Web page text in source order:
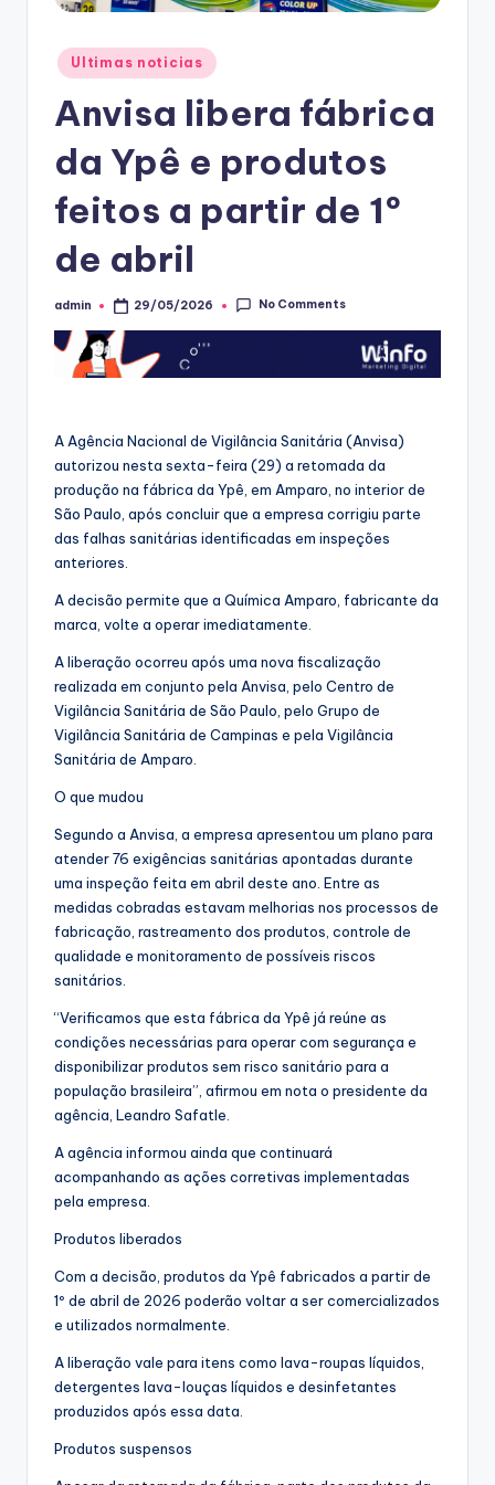
Posted
in
Ultimas noticias
Anvisa libera fábrica
da Ypê e produtos
feitos a partir de 1º
de abril
Posted
admin 29/05/2026 No Comments
A Agência Nacional de Vigilância Sanitária (Anvisa)
autorizou nesta sexta-feira (29) a retomada da
produção na fábrica da Ypê, em Amparo, no interior de
São Paulo, após concluir que a empresa corrigiu parte
das falhas sanitárias identificadas em inspeções
anteriores.
A decisão permite que a Química Amparo, fabricante da
marca, volte a operar imediatamente.
A liberação ocorreu após uma nova fiscalização
realizada em conjunto pela Anvisa, pelo Centro de
Vigilância Sanitária de São Paulo, pelo Grupo de
Vigilância Sanitária de Campinas e pela Vigilância
Sanitária de Amparo.
O que mudou
Segundo a Anvisa, a empresa apresentou um plano para
atender 76 exigências sanitárias apontadas durante
uma inspeção feita em abril deste ano. Entre as
medidas cobradas estavam melhorias nos processos de
fabricação, rastreamento dos produtos, controle de
qualidade e monitoramento de possíveis riscos
sanitários.
“Verificamos que esta fábrica da Ypê já reúne as
condições necessárias para operar com segurança e
disponibilizar produtos sem risco sanitário para a
população brasileira”, afirmou em nota o presidente da
agência, Leandro Safatle.
A agência informou ainda que continuará
acompanhando as ações corretivas implementadas
pela empresa.
Produtos liberados
Com a decisão, produtos da Ypê fabricados a partir de
1º de abril de 2026 poderão voltar a ser comercializados
e utilizados normalmente.
A liberação vale para itens como lava-roupas líquidos,
detergentes lava-louças líquidos e desinfetantes
produzidos após essa data.
Produtos suspensos